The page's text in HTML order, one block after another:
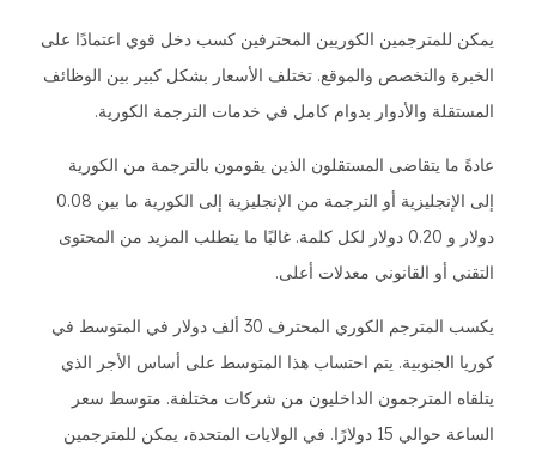
يمكن للمترجمين الكوريين المحترفين كسب دخل قوي اعتمادًا على
الخبرة والتخصص والموقع. تختلف الأسعار بشكل كبير بين الوظائف
المستقلة والأدوار بدوام كامل في خدمات الترجمة الكورية.
عادةً ما يتقاضى المستقلون الذين يقومون بالترجمة من الكورية
إلى الإنجليزية أو الترجمة من الإنجليزية إلى الكورية ما بين 0.08
دولار و 0.20 دولار لكل كلمة. غالبًا ما يتطلب المزيد من المحتوى
التقني أو القانوني معدلات أعلى.
يكسب المترجم الكوري المحترف 30 ألف دولار في المتوسط في
كوريا الجنوبية. يتم احتساب هذا المتوسط على أساس الأجر الذي
يتلقاه المترجمون الداخليون من شركات مختلفة. متوسط سعر
الساعة حوالي 15 دولارًا. في الولايات المتحدة، يمكن للمترجمين